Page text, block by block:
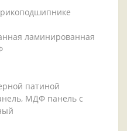
ламинированная
патиной
МДФ панель с